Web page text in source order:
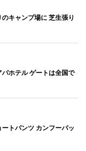
キャンプ場に 芝生張り
ホテル ゲートは全国で
トパンツ カンフーバッ